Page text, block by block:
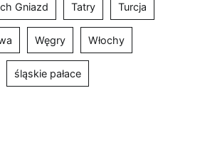
Gniazd Tatry Turcja
Węgry Włochy
śląskie pałace